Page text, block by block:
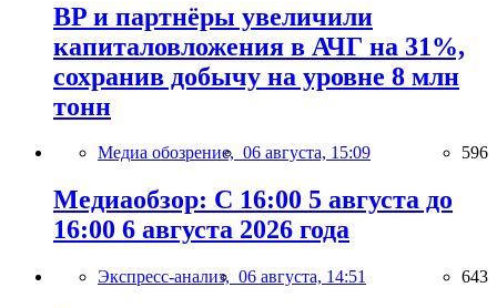
BP и партнёры увеличили
капиталовложения в АЧГ на 31%,
сохранив добычу на уровне 8 млн
тонн
Медиа обозрение, 06 августа, 15:09 596
Медиаобзор: С 16:00 5 августа до
16:00 6 августа 2026 года
Экспресс-анализ, 06 августа, 14:51 643